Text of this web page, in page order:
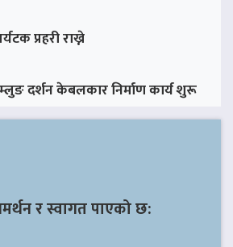
प्रहरी राख्ने
दर्शन केबलकार निर्माण कार्य शुरू
र स्वागत पाएको छ: